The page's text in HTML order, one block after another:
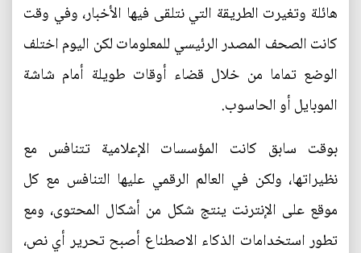
هائلة وتغيرت الطريقة التي نتلقى فيها الأخبار، وفي وقت
كانت الصحف المصدر الرئيسي للمعلومات لكن اليوم اختلف
الوضع تماما من خلال قضاء أوقات طويلة أمام شاشة
الموبايل أو الحاسوب.
بوقت سابق كانت المؤسسات الإعلامية تتنافس مع
نظيراتها، ولكن في العالم الرقمي عليها التنافس مع كل
موقع على الإنترنت ينتج شكل من أشكال المحتوى، ومع
تطور استخدامات الذكاء الاصطناع أصبح تحرير أي نص،